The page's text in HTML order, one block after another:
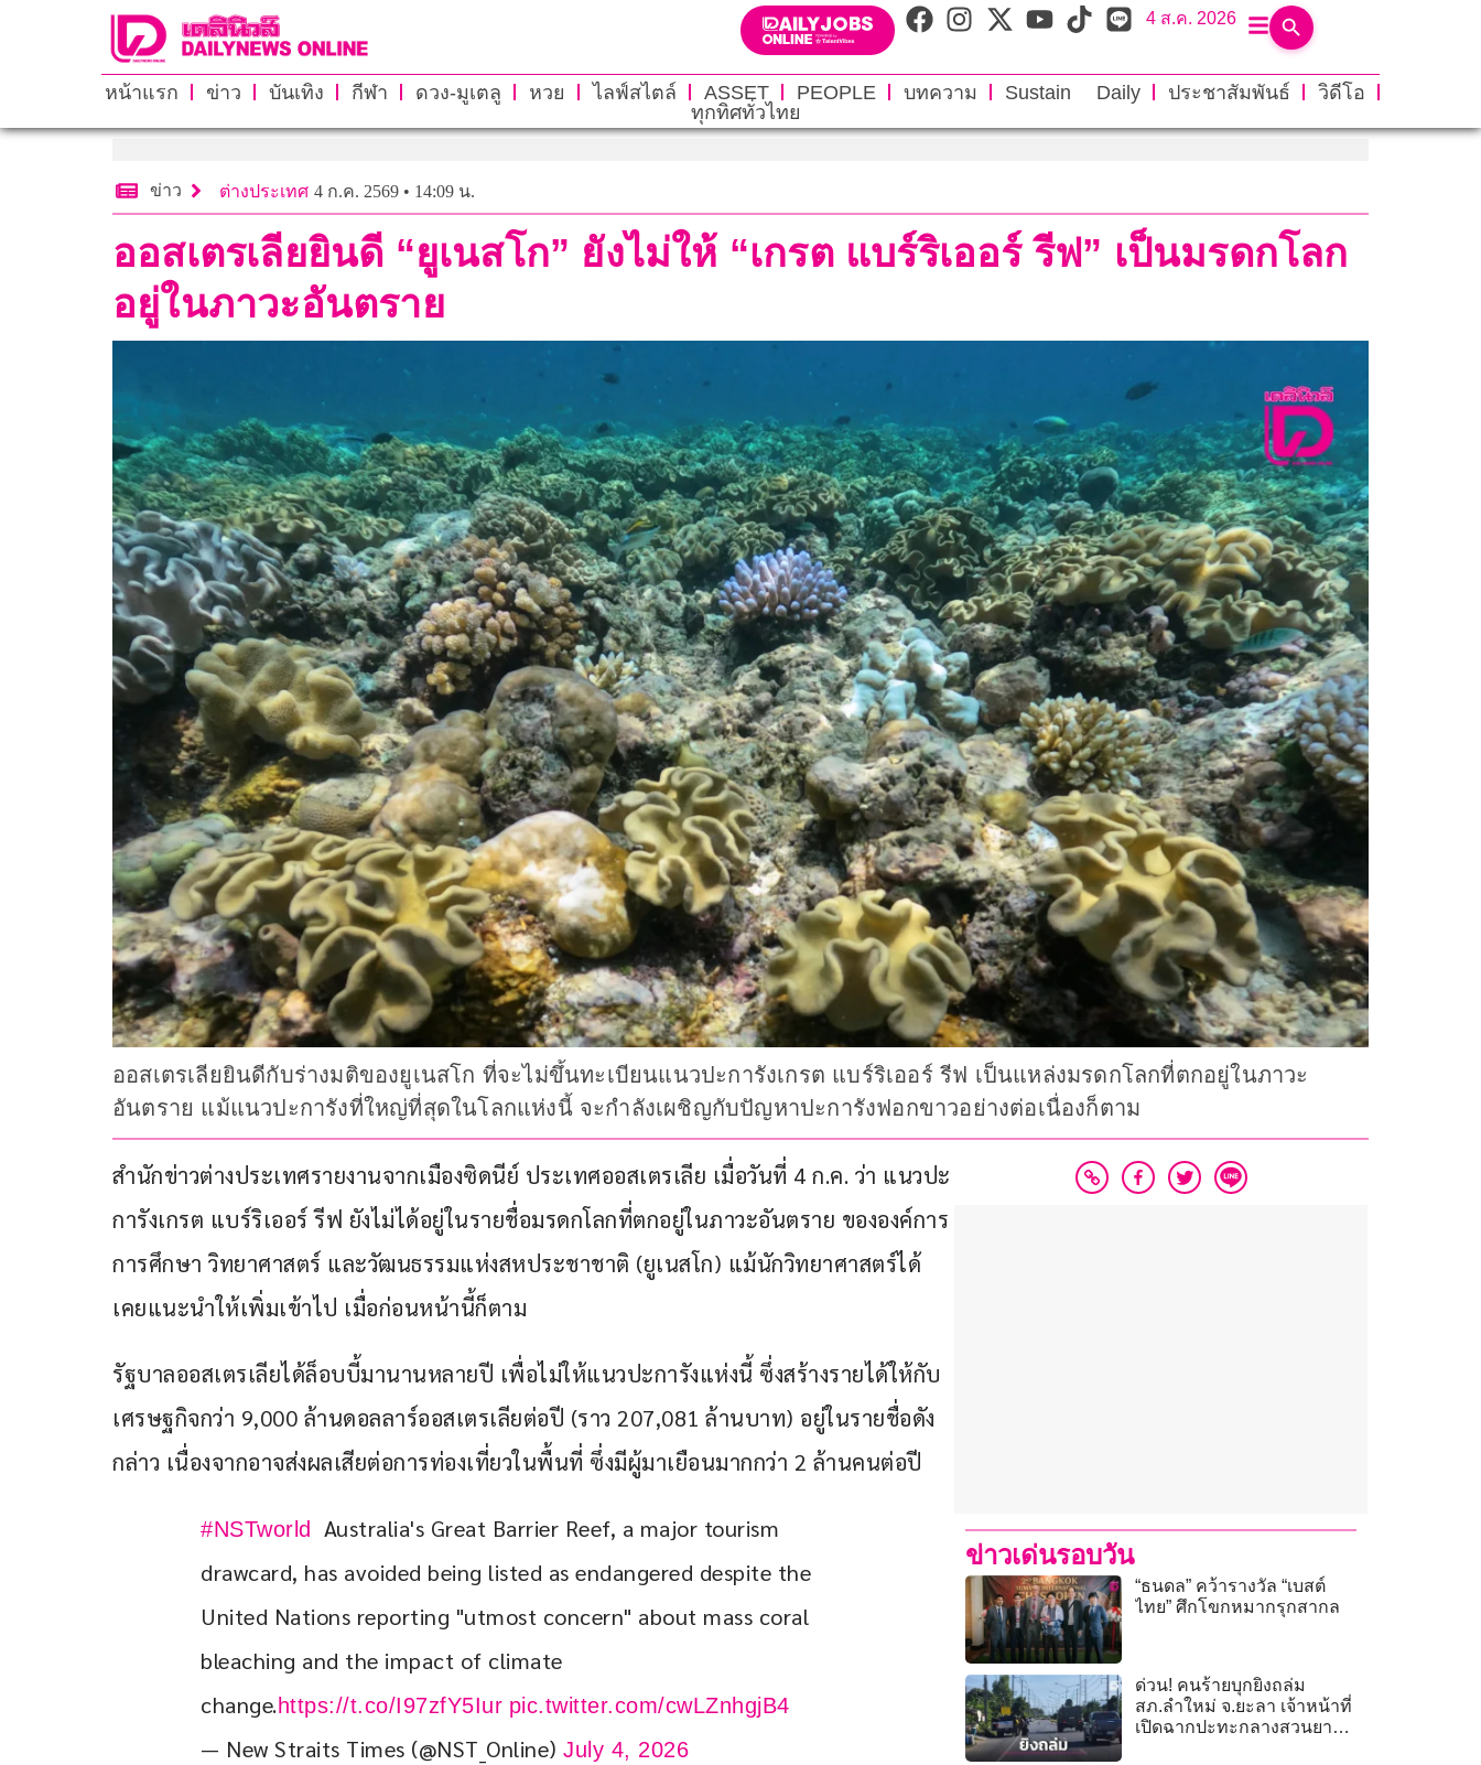
4 ส.ค. 2026
หน้าแรก ข่าว บันเทิง กีฬา ดวง-มูเตลู หวย ไลฟ์สไตล์ ASSET PEOPLE บทความ Sustain Daily ประชาสัมพันธ์
วิดีโอ
ทุกทิศทั่วไทย
ข่าว ต่างประเทศ 4 ก.ค. 2569 • 14:09 น.
ออสเตรเลียยินดี “ยูเนสโก” ยังไม่ให้ “เกรต แบร์ริเออร์ รีฟ” เป็นมรดกโลก
อยู่ในภาวะอันตราย
ออสเตรเลียยินดีกับร่างมติของยูเนสโก ที่จะไม่ขึ้นทะเบียนแนวปะการังเกรต แบร์ริเออร์ รีฟ เป็นแหล่งมรดกโลกที่ตกอยู่ในภาวะ
อันตราย แม้แนวปะการังที่ใหญ่ที่สุดในโลกแห่งนี้ จะกำลังเผชิญกับปัญหาปะการังฟอกขาวอย่างต่อเนื่องก็ตาม
สำนักข่าวต่างประเทศรายงานจากเมืองซิดนีย์ ประเทศออสเตรเลีย เมื่อวันที่ 4 ก.ค. ว่า แนวปะ
การังเกรต แบร์ริเออร์ รีฟ ยังไม่ได้อยู่ในรายชื่อมรดกโลกที่ตกอยู่ในภาวะอันตราย ขององค์การ
การศึกษา วิทยาศาสตร์ และวัฒนธรรมแห่งสหประชาชาติ (ยูเนสโก) แม้นักวิทยาศาสตร์ได้
เคยแนะนำให้เพิ่มเข้าไป เมื่อก่อนหน้านี้ก็ตาม
รัฐบาลออสเตรเลียได้ล็อบบี้มานานหลายปี เพื่อไม่ให้แนวปะการังแห่งนี้ ซึ่งสร้างรายได้ให้กับ
เศรษฐกิจกว่า 9,000 ล้านดอลลาร์ออสเตรเลียต่อปี (ราว 207,081 ล้านบาท) อยู่ในรายชื่อดัง
กล่าว เนื่องจากอาจส่งผลเสียต่อการท่องเที่ยวในพื้นที่ ซึ่งมีผู้มาเยือนมากกว่า 2 ล้านคนต่อปี
#NSTworld
  Australia's Great Barrier Reef, a major tourism
drawcard, has avoided being listed as endangered despite the
United Nations reporting "utmost concern" about mass coral
bleaching and the impact of climate
change.https://t.co/I97zfY5Iur pic.twitter.com/cwLZnhgjB4
— New Straits Times (@NST_Online) July 4, 2026
ข่าวเด่นรอบวัน
“ธนดล” คว้ารางวัล “เบสต์
ไทย” ศึกโขกหมากรุกสากล
ด่วน! คนร้ายบุกยิงถล่ม
สภ.ลำใหม่ จ.ยะลา เจ้าหน้าที่
เปิดฉากปะทะกลางสวนยาง